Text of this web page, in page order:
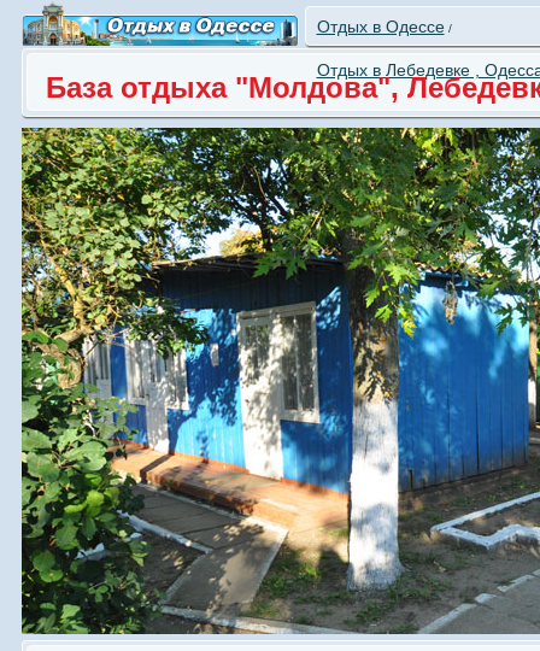
Отдых в Одессе/
Отдых в Лебедевке ,
База отдыха "Молдова",